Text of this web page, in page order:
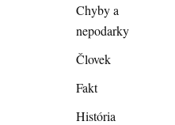
Chyby a
nepodarky
Človek
Fakt
História